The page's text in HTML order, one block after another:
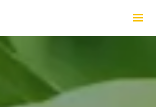
INÍCIO
QUEM SOMOS
PRODUTOS